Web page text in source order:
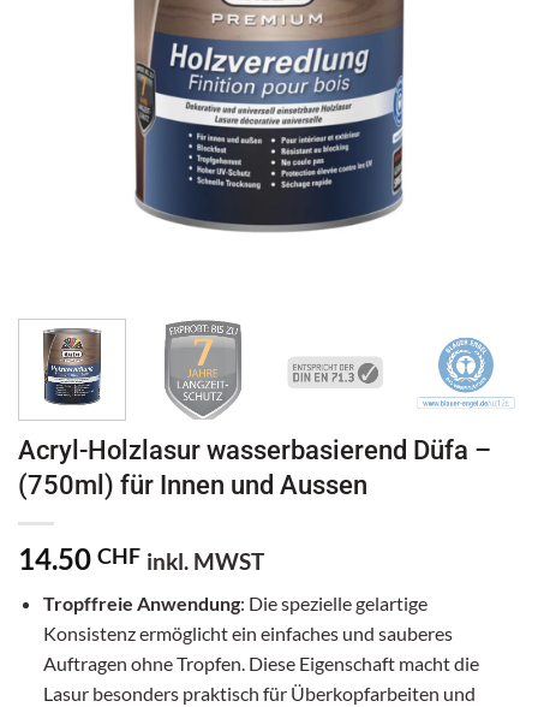
Acryl-Holzlasur wasserbasierend Düfa –
(750ml) für Innen und Aussen
14.50 CHF inkl. MWST
Tropffreie Anwendung: Die spezielle gelartige
Konsistenz ermöglicht ein einfaches und sauberes
Auftragen ohne Tropfen. Diese Eigenschaft macht die
Lasur besonders praktisch für Überkopfarbeiten und